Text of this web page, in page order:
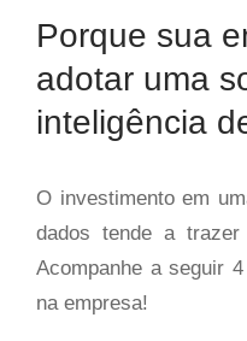
Porque sua
adotar uma
inteligência
O investimento em
dados tende a
Acompanhe a seguir
na empresa!